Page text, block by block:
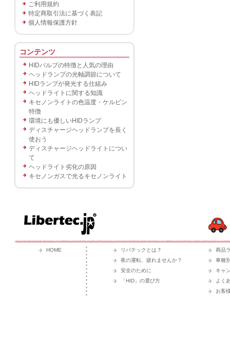
ご利用規約
特定商取引法に基づく表記
個人情報保護方針
コンテンツ
HIDバルブの特徴と人気の理由
ヘッドランプの光軸調節について
HIDランプが発光する仕組み
ヘッドライトに関する知識
キセノンライトの色温度・ケルビン
特徴
環境にも優しいHIDランプ
ディスチャージヘッドランプを長く
使おう
ディスチャージヘッドライトについ
て
ヘッドライト劣化の原因
キセノンガスで光るキセノンライト
HOME
リバテックとは？
夜の運転、疲れませんか？
安全のために
「HID」の選び方
商品
車種
キャ
よく
お客